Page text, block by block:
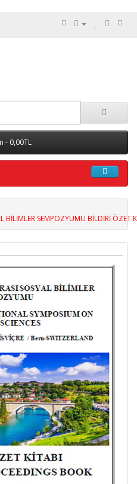
- 0,00TL
BİLİMLER SEMPOZYUMU BİLDİRİ ÖZET